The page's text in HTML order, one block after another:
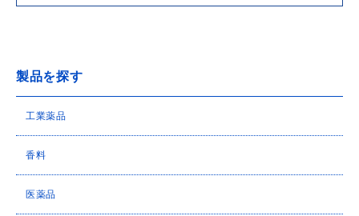
製品を探す
工業薬品
香料
医薬品